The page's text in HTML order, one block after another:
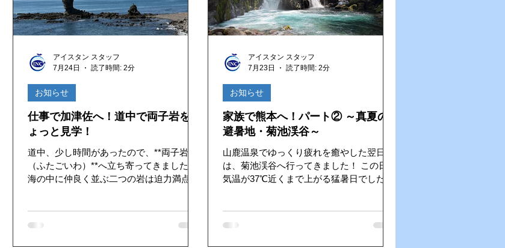
食いの旅」は、まだまだ続きます！ 次はど
んな一杯との出会いが待っているのか、今
から楽しみです！
仕事で加津佐へ！道中で両子岩をち
ょっと見学！
道中、少し時間があったので、**両子岩
（ふたごいわ）**へ立ち寄ってきました。
海の中に仲良く並ぶ二つの岩は迫力満点！
って本当にすごいなぁ」と実感。忙しい仕
事の合間でしたが、ほんの少し立ち止まる
お知らせ
アイスタン スタッフ
7月24日
読了時間: 2分
家族で熊本へ！パート② ～真夏の
避暑地・菊池渓谷～
山鹿温泉でゆっくり疲れを癒やした翌日
は、菊池渓谷へ行ってきました！ この日は
気温が37℃近くまで上がる猛暑日でした
暑さが嘘のようでした。 渓谷を流れる澄ん
だ水の音、木々の緑、そして森林に包まれ
お知らせ
アイスタン スタッフ
7月23日
読了時間: 2分